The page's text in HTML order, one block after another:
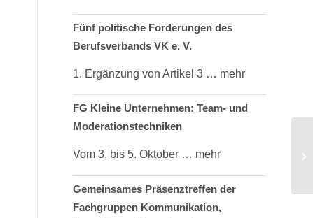
Fünf politische Forderungen des
Berufsverbands VK e. V.
1. Ergänzung von Artikel 3 … mehr
FG Kleine Unternehmen: Team- und
Moderationstechniken
Vom 3. bis 5. Oktober … mehr
Gemeinsames Präsenztreffen der
Fachgruppen Kommunikation,